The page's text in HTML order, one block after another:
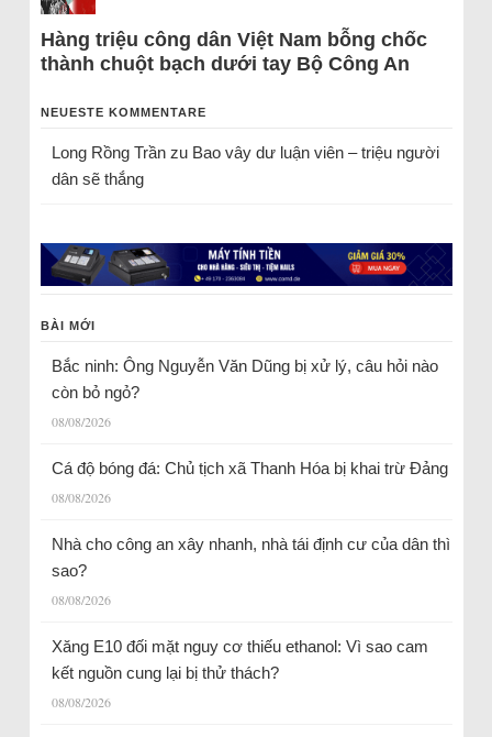
Hàng triệu công dân Việt Nam bỗng chốc
thành chuột bạch dưới tay Bộ Công An
NEUESTE KOMMENTARE
Long Rồng Trầnzu Bao vây dư luận viên – triệu người
dân sẽ thắng
BÀI MỚI
Bắc ninh: Ông Nguyễn Văn Dũng bị xử lý, câu hỏi nào
còn bỏ ngỏ?
08/08/2026
Cá độ bóng đá: Chủ tịch xã Thanh Hóa bị khai trừ Đảng
08/08/2026
Nhà cho công an xây nhanh, nhà tái định cư của dân thì
sao?
08/08/2026
Xăng E10 đối mặt nguy cơ thiếu ethanol: Vì sao cam
kết nguồn cung lại bị thử thách?
08/08/2026